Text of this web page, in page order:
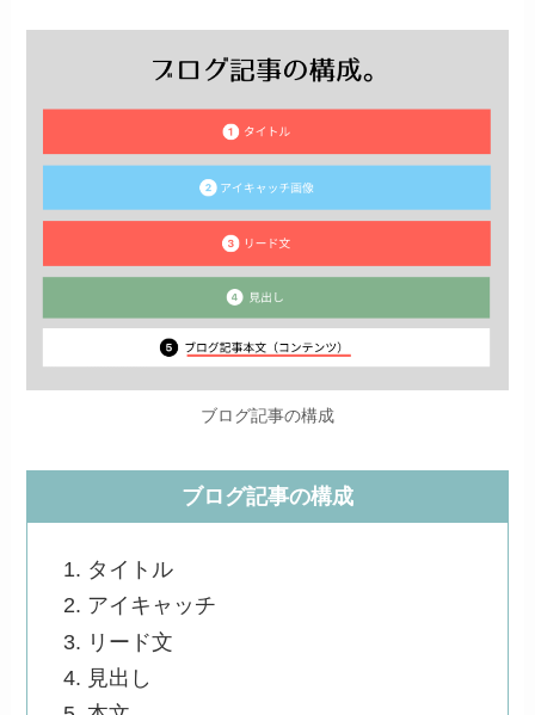
ブログ記事の構成
ブログ記事の構成
タイトル
アイキャッチ
リード文
見出し